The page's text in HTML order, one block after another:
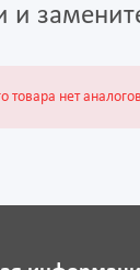
и
товара нет